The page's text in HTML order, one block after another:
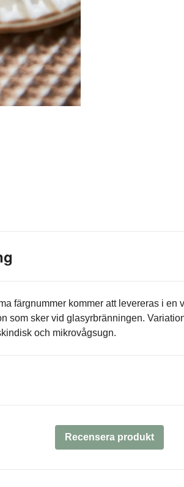
färgnummer kommer att levereras i en
som sker vid glasyrbränningen.
och mikrovågsugn.
Recensera produkt